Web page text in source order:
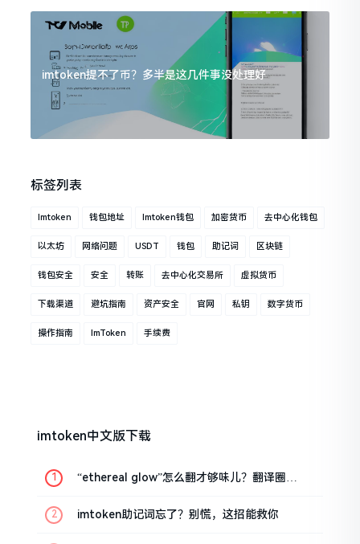
imtoken提不了币？多半是这几件事没处理好
标签列表
Imtoken 钱包地址 Imtoken钱包 加密货币 去中心化钱包
以太坊 网络问题 USDT 钱包 助记词 区块链
钱包安全 安全 转账 去中心化交易所 虚拟货币
下载渠道 避坑指南 资产安全 官网 私钥 数字货币
操作指南 ImToken 手续费
imtoken中文版下载
“ethereal glow”怎么翻才够味儿？翻译圈老
imtoken助记词忘了？别慌，这招能救你